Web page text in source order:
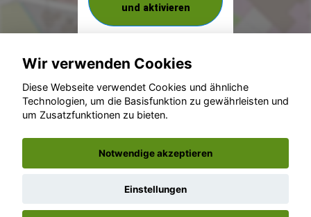
und aktivieren
© konjunkturmotor.de GmbH 2020 - 2026
Wir verwenden Cookies
Diese Webseite verwendet Cookies und ähnliche
Technologien, um die Basisfunktion zu gewährleisten und
um Zusatzfunktionen zu bieten.
Notwendige akzeptieren
Einstellungen